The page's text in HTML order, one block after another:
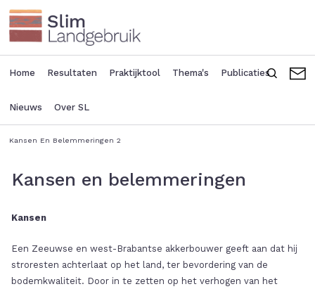
Overslaan
en
naar
de
inhoud
Main
navigation
Home Resultaten Praktijktool Thema's Publicaties
Nieuws Over SL
menu
Zoeken
Kansen En Belemmeringen 2
Kansen en belemmeringen
Kansen
Een Zeeuwse en west-Brabantse akkerbouwer geeft aan dat hij
stroresten achterlaat op het land, ter bevordering van de
bodemkwaliteit. Door in te zetten op het verhogen van het